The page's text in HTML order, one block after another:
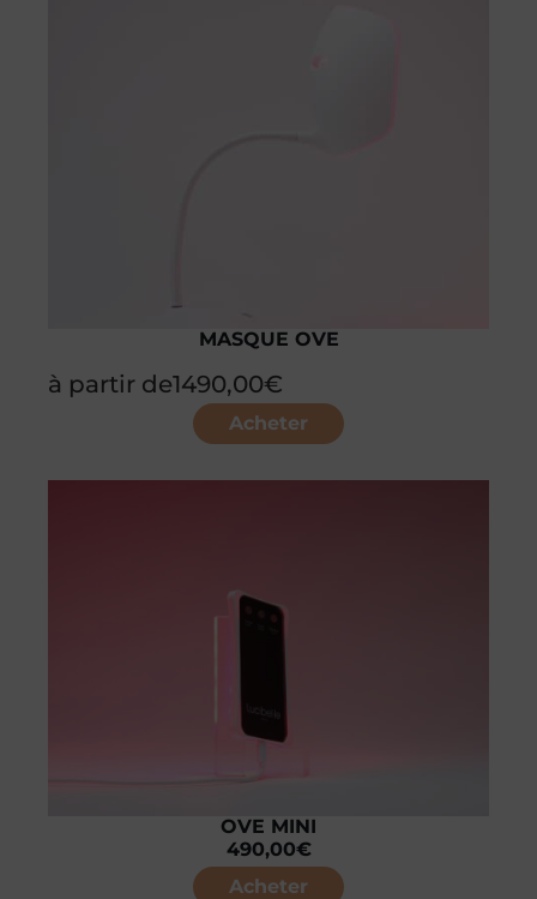
MASQUE OVE
à partir de1490,00€
Acheter
OVE MINI
490,00€
Acheter